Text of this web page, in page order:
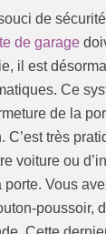
de
de garage
il est
Ce
de la
C’est très
voiture ou
porte. Vous
poussoir,